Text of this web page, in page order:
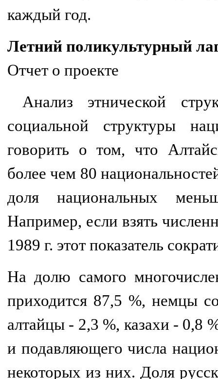
каждый год.
Летний поликультурный
Отчет о проекте
Анализ этнической
социальной структуры
говорить о том, что
более чем 80
доля национальных
Например, если взять
1989 г. этот показатель
На долю самого
приходится 87,5 %, немцы
алтайцы - 2,3 %, казахи - 0,8
и подавляющего числа
некоторых из них. Доля